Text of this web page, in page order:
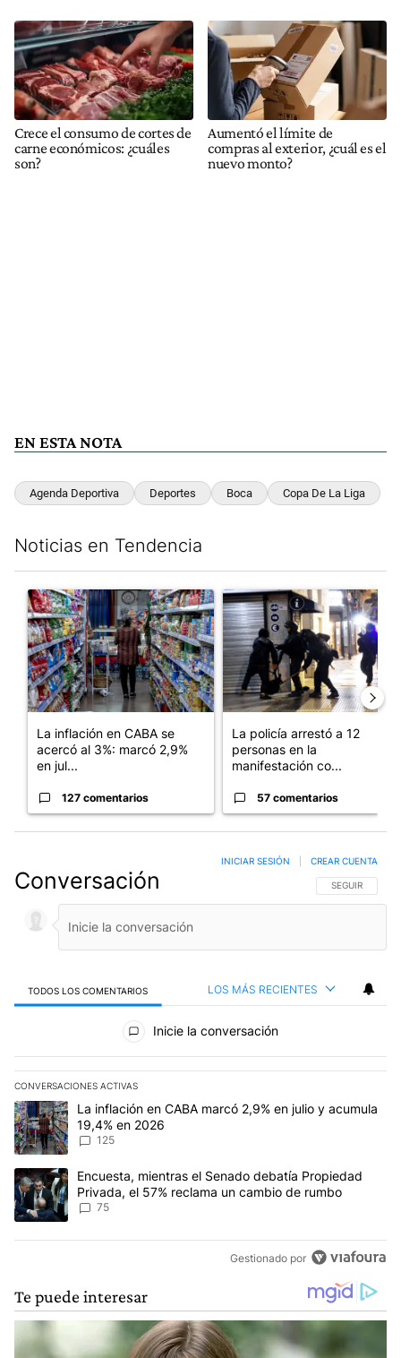
Crece el consumo de cortes de
carne económicos: ¿cuáles
son?
Aumentó el límite de
compras al exterior, ¿cuál es el
nuevo monto?
EN ESTA NOTA
Agenda Deportiva Deportes Boca Copa De La Liga
Noticias en Tendencia
Un artículo de tendencia con el título "La inflación en CABA se
La inflación en CABA se
acercó al 3%: marcó 2,9%
en jul...
127 comentarios
Un artículo de tendencia con
La policía arrestó a 12
personas en la
manifestación co...
57 comentarios
Conversación SIGA ESTA
SEGUIR
INICIAR SESIÓN CREAR CUENTA
TODOS LOS COMENTARIOS LOS MÁS RECIENTES
Todos los comentarios
Inicie la conversación
CONVERSACIONES ACTIVAS
Este listado muestra los artículos con más comentarios en los
Un artículo de tendencia con el título "La inflación en CABA
La inflación en CABA marcó 2,9% en julio y acumula
19,4% en 2026
125
Un artículo de tendencia con el título "Encuesta, mientras el
Encuesta, mientras el Senado debatía Propiedad
Privada, el 57% reclama un cambio de rumbo
75
Gestionado por